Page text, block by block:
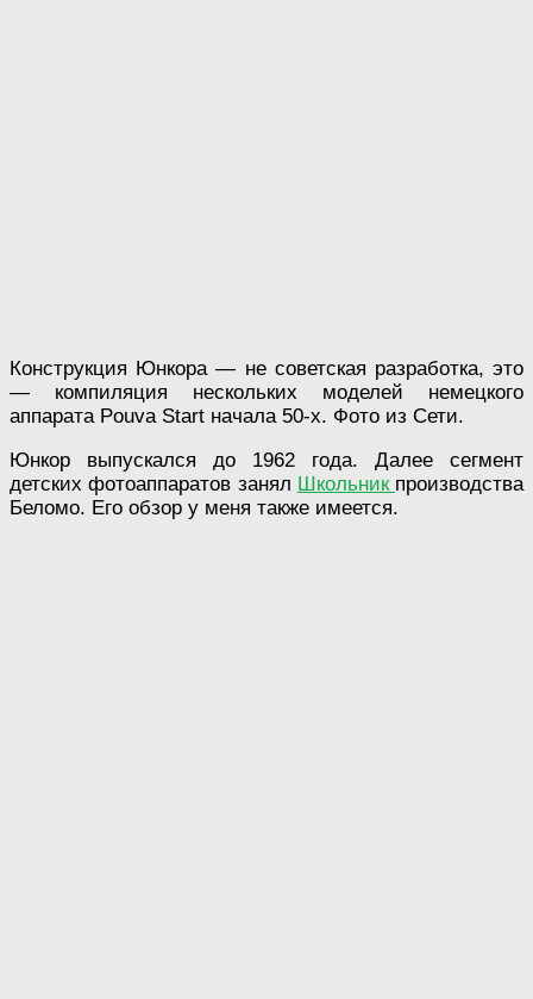
Конструкция Юнкора — не советская разработка, это
— компиляция нескольких моделей немецкого
аппарата Pouva Start начала 50-х. Фото из Сети.
Юнкор выпускался до 1962 года. Далее сегмент
детских фотоаппаратов занял Школьник производства
Беломо. Его обзор у меня также имеется.